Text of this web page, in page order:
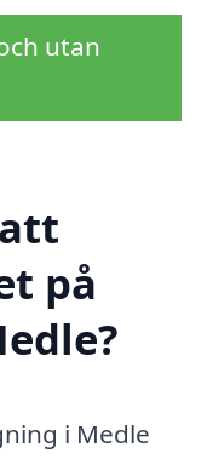
utan
på
i Medle